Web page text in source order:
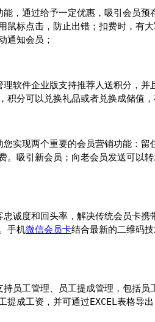
能，通过给予一定优惠，吸引会员
鼠标点击，防止出错；扣费时，有
通知会员；
理软件企业版支持推荐人送积分，
积分可以兑换礼品或者兑换成储值
您实现两个重要的会员营销功能：
。吸引新会员；向老会员发送可以
忠诚度和回头率，解决传统会员卡
手机微信会员卡结合最新的二维码
持员工管理、员工提成管理，包括
提成工资，并可通过EXCEL表格导出